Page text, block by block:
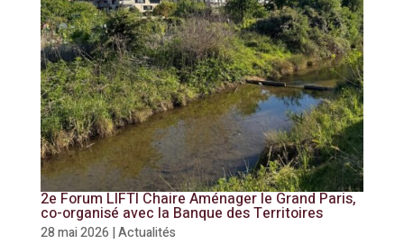
2e Forum LIFTI Chaire Aménager le Grand Paris,
co-organisé avec la Banque des Territoires
28 mai 2026 |Actualités